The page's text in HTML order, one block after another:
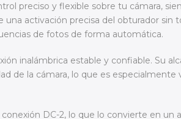
preciso y flexible sobre tu cámara,
activación precisa del obturador sin
de fotos de forma automática.
inalámbrica estable y confiable. Su
de la cámara, lo que es especialmente
DC-2, lo que lo convierte en